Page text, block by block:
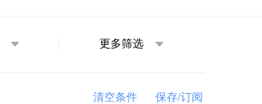
更多筛选
清空条件 保存/订阅